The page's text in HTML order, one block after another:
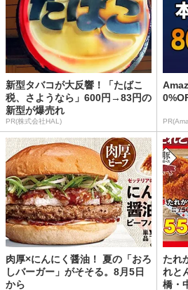
新型タバコが大反響！「たばこ
税、さようなら」600円→83円の
新型が爆売れ
PR(株式会社HAL)
肉厚×にんにく醤油！ 夏の「おろ
しバーガー」がそそる。8月5日
から
たれ
れと
橋・